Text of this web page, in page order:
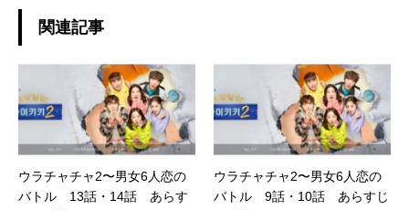
関連記事
ウラチャチャ2〜男女6人恋の
バトル 13話・14話 あらす
ウラチャチャ2〜男女6人恋の
バトル 9話・10話 あらすじ